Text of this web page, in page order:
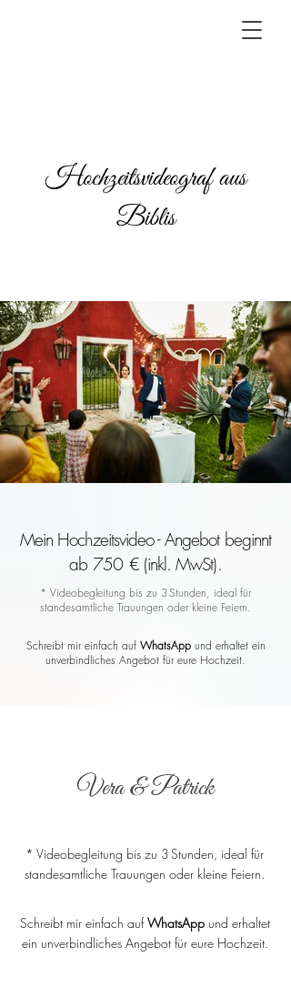
Hochzeitsvideograf aus
Biblis
Mein Hochzeitsvideo - Angebot beginnt
ab 750 € (inkl. MwSt).
* Videobegleitung bis zu 3 Stunden, ideal für
standesamtliche Trauungen oder kleine Feiern.
Schreibt mir einfach auf WhatsAppund erhaltet ein
unverbindliches Angebot für eure Hochzeit.
Vera & Patrick
* Videobegleitung bis zu 3 Stunden, ideal für
standesamtliche Trauungen oder kleine Feiern.
Schreibt mir einfach aufWhatsAppund erhaltet
ein unverbindliches Angebot für eure Hochzeit.